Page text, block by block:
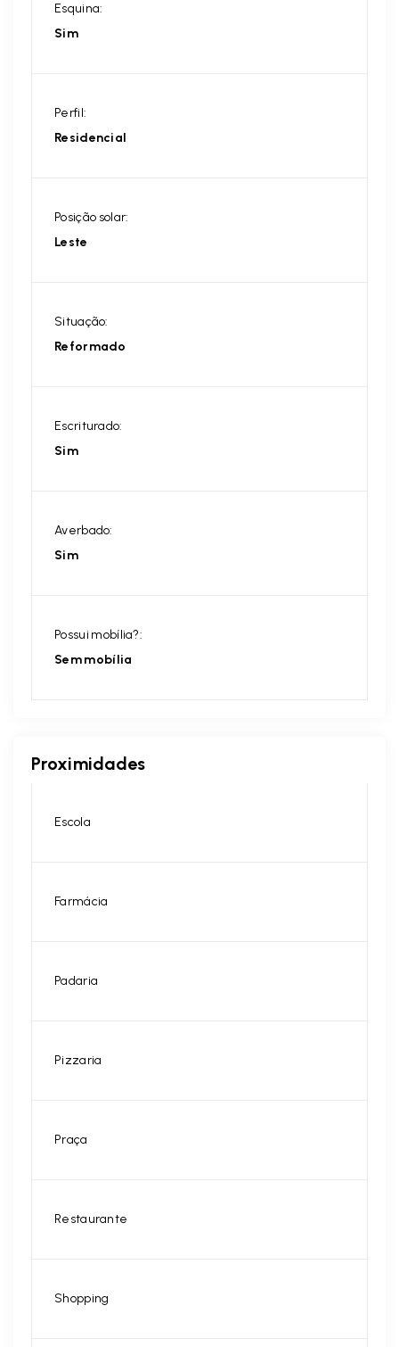
Esquina:
Sim
Perfil:
Residencial
Posição solar:
Leste
Situação:
Reformado
Escriturado:
Sim
Averbado:
Sim
Possui mobília?:
Sem mobília
Proximidades
Escola
Farmácia
Padaria
Pizzaria
Praça
Restaurante
Shopping